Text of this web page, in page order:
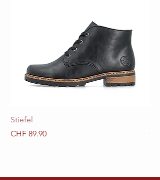
Stiefel
Preis
CHF 89.90